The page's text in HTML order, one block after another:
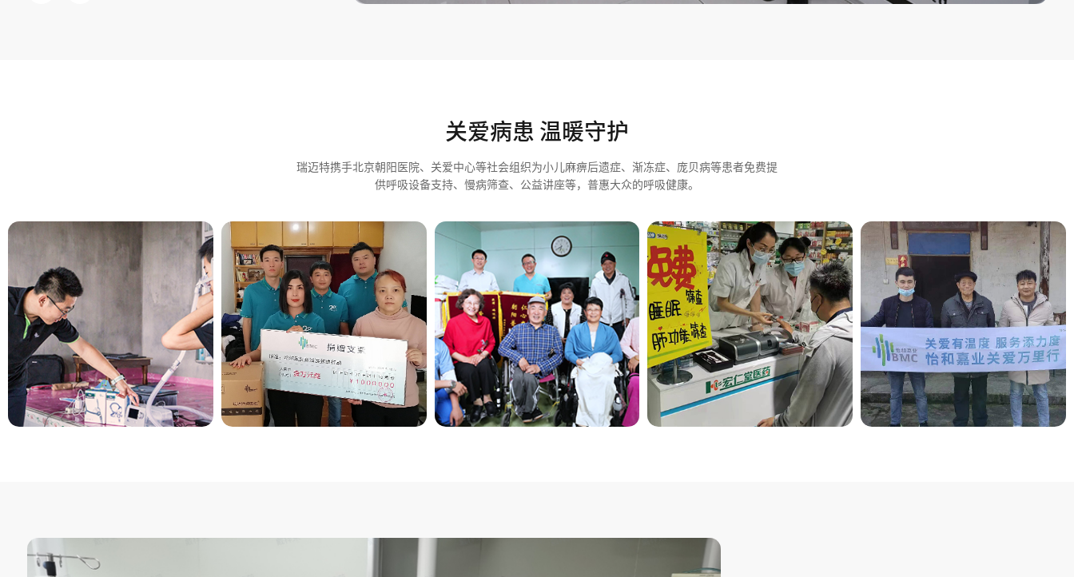
关爱病患 温暖守护
瑞迈特携手北京朝阳医院、关爱中心等社会组织为小儿麻痹后遗症、渐冻症、庞贝病等患者免费提
供呼吸设备支持、慢病筛查、公益讲座等，普惠大众的呼吸健康。